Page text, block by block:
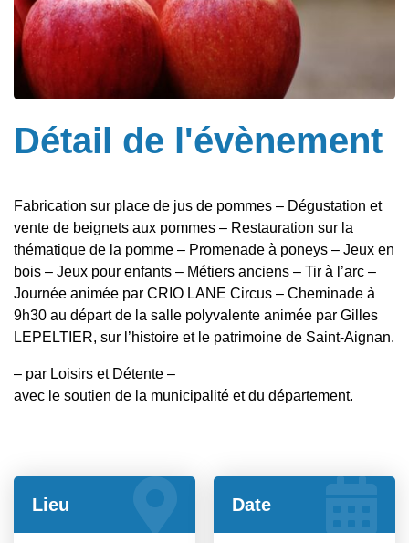
Détail de l'évènement
Fabrication sur place de jus de pommes – Dégustation et
vente de beignets aux pommes – Restauration sur la
thématique de la pomme – Promenade à poneys – Jeux en
bois – Jeux pour enfants – Métiers anciens – Tir à l’arc –
Journée animée par CRIO LANE Circus – Cheminade à
9h30 au départ de la salle polyvalente animée par Gilles
LEPELTIER, sur l’histoire et le patrimoine de Saint-Aignan.
– par Loisirs et Détente –
avec le soutien de la municipalité et du département.
Lieu Date